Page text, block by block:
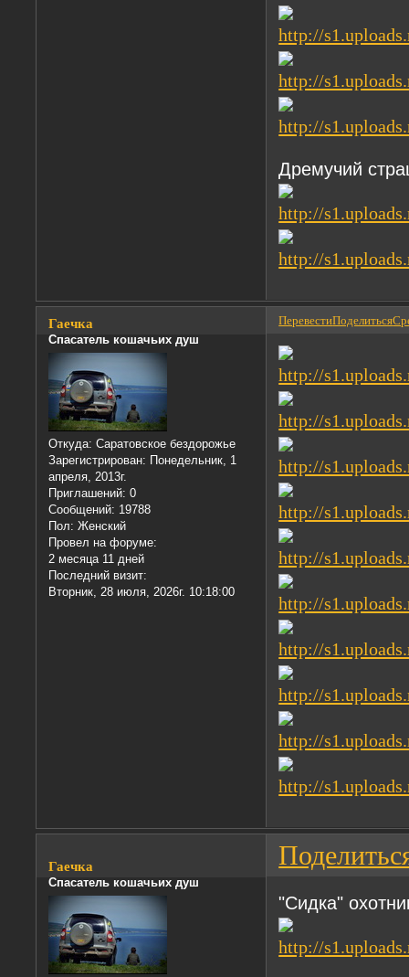
Дремучий
ПеревестиПоделиться
Гаечка
Спасатель кошачьих душ
Откуда: Саратовское бездорожье
Зарегистрирован: Понедельник, 1
апреля, 2013г.
Приглашений: 0
Сообщений: 19788
Пол: Женский
Провел на форуме:
2 месяца 11 дней
Последний визит:
Вторник, 28 июля, 2026г. 10:18:00
Гаечка
Спасатель кошачьих душ
"Сидка"